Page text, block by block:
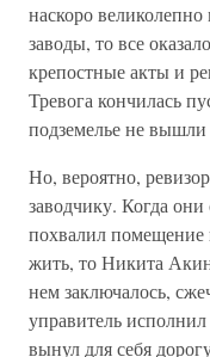
наскоро
заводы, то все
крепостные акты и
Тревога кончилась
подземелье не
Но, вероятно,
заводчику. Когда
похвалил помещение
жить, то Никита
нем заключалось,
управитель
вынул для себя